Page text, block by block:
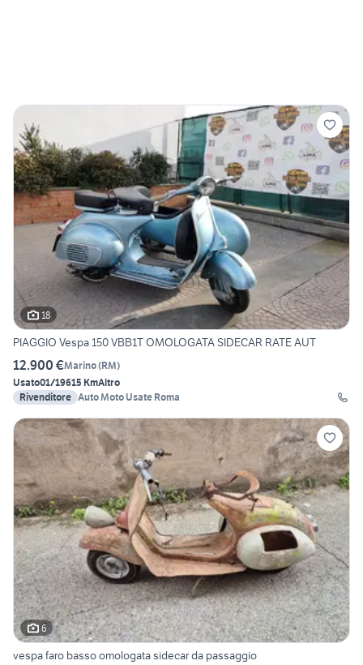
18
PIAGGIO Vespa 150 VBB1T OMOLOGATA SIDECAR RATE AUT
12.900 €Marino(RM)
Usato01/19615 KmAltro
Rivenditore Auto Moto Usate Roma
6
vespa faro basso omologata sidecar da passaggio